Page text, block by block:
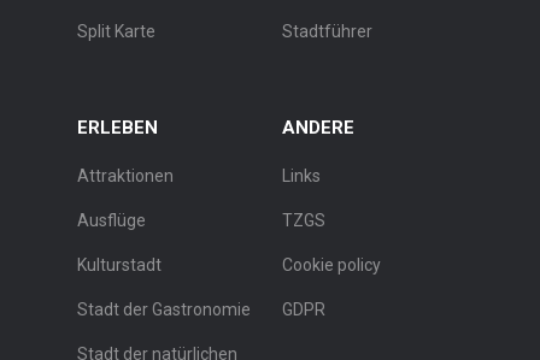
Split Karte Stadtführer
ERLEBEN
Attraktionen
Ausflüge
Kulturstadt
Stadt der Gastronomie
Stadt der natürlichen
ANDERE
Links
TZGS
Cookie policy
GDPR